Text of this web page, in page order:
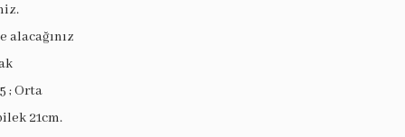
alacağınız
; Orta
21cm.